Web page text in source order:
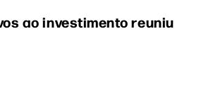
ao investimento reuniu